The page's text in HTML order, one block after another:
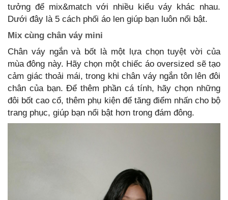
tưởng để mix&match với nhiều kiểu váy khác nhau.
Dưới đây là 5 cách phối áo len giúp bạn luôn nổi bật.
Mix cùng chân váy mini
Chân váy ngắn và bốt là một lựa chọn tuyệt vời của
mùa đông này. Hãy chọn một chiếc áo oversized sẽ tạo
cảm giác thoải mái, trong khi chân váy ngắn tôn lên đôi
chân của bạn. Để thêm phần cá tính, hãy chọn những
đôi bốt cao cổ, thêm phụ kiện để tăng điểm nhấn cho bộ
trang phục, giúp bạn nổi bật hơn trong đám đông.